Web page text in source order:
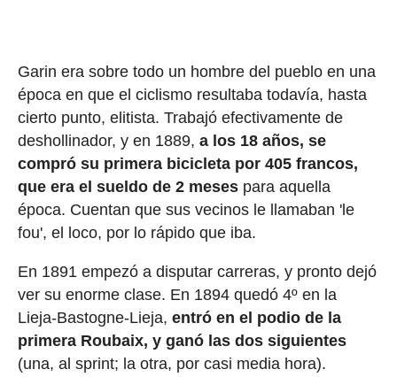
Garin era sobre todo un hombre del pueblo en una
época en que el ciclismo resultaba todavía, hasta
cierto punto, elitista. Trabajó efectivamente de
deshollinador, y en 1889, a los 18 años, se
compró su primera bicicleta por 405 francos,
que era el sueldo de 2 mesespara aquella
época. Cuentan que sus vecinos le llamaban 'le
fou', el loco, por lo rápido que iba.
En 1891 empezó a disputar carreras, y pronto dejó
ver su enorme clase. En 1894 quedó 4º en la
Lieja-Bastogne-Lieja, entró en el podio de la
primera Roubaix, y ganó las dos siguientes
(una, al sprint; la otra, por casi media hora).